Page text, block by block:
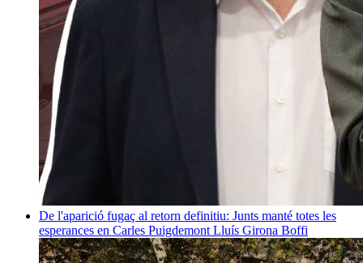
De l'aparició fugaç al retorn definitiu: Junts manté totes les
esperances en Carles Puigdemont Lluís Girona Boffi